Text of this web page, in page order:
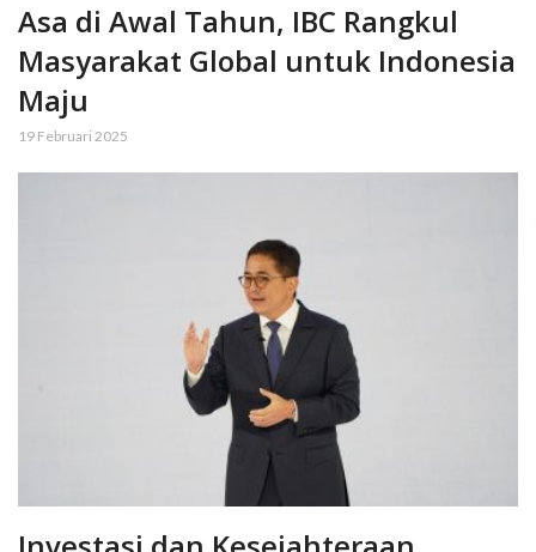
Asa di Awal Tahun, IBC Rangkul
Masyarakat Global untuk Indonesia
Maju
19 Februari 2025